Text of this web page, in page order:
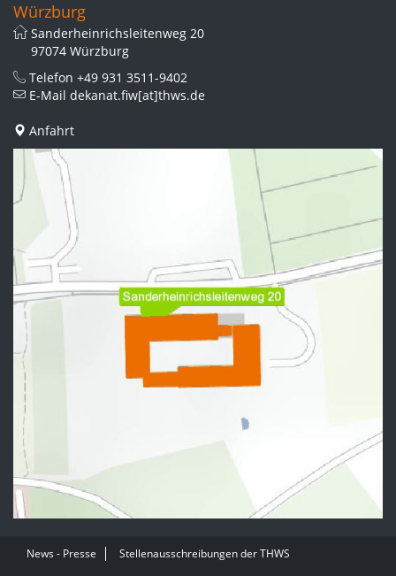
Würzburg
Sanderheinrichsleitenweg 20
97074 Würzburg
Telefon +49 931 3511-9402
E-Mail dekanat.fiw[at]thws.de
Anfahrt
News - Presse Stellenausschreibungen der THWS